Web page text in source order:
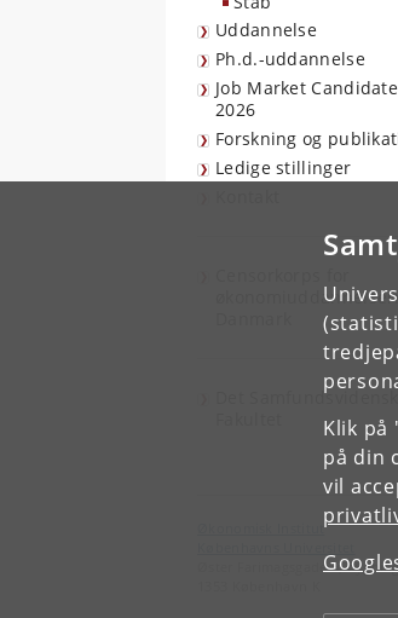
Klik på
på din
vil
Uddannelse
Ph.d.-uddannelse
Job Market
2026
Forskning og
Ledige stillinger
Det
Økonomisk Institut
Øster Farimagsgade 5,